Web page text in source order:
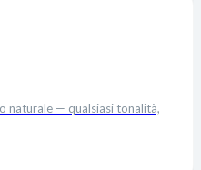
naturale — qualsiasi tonalità,